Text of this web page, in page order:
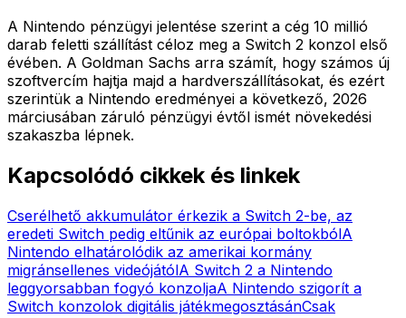
A Nintendo pénzügyi jelentése szerint a cég 10 millió
darab feletti szállítást céloz meg a Switch 2 konzol első
évében. A Goldman Sachs arra számít, hogy számos új
szoftvercím hajtja majd a hardverszállításokat, és ezért
szerintük a Nintendo eredményei a következő, 2026
márciusában záruló pénzügyi évtől ismét növekedési
szakaszba lépnek.
Kapcsolódó cikkek és linkek
Cserélhető akkumulátor érkezik a Switch 2-be, az
eredeti Switch pedig eltűnik az európai boltokbólA
Nintendo elhatárolódik az amerikai kormány
migránsellenes videójátólA Switch 2 a Nintendo
leggyorsabban fogyó konzoljaA Nintendo szigorít a
Switch konzolok digitális játékmegosztásánCsak